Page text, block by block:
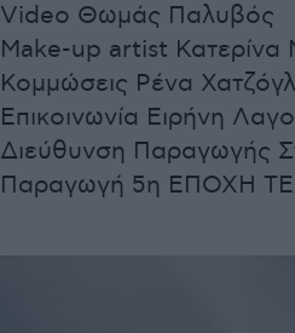
Video Θωμάς Παλυβός
Make-up artist Κατερίνα
Κομμώσεις Ρένα
Επικοινωνία Ειρήνη
Διεύθυνση Παραγωγής
Παραγωγή 5η ΕΠΟΧΗ